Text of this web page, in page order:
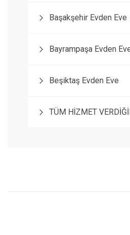
Başakşehir Evden Eve
Bayrampaşa Evden
Beşiktaş Evden Eve
TÜM HİZMET